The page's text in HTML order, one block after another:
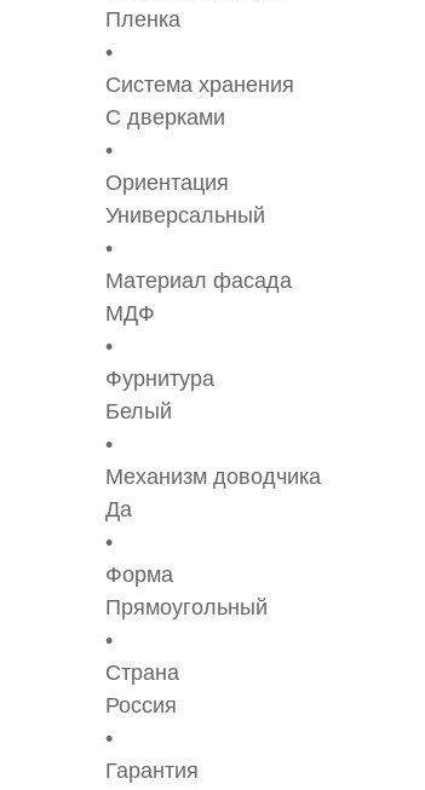
Пленка
Система хранения
С дверками
Ориентация
Универсальный
Материал фасада
МДФ
Фурнитура
Белый
Механизм доводчика
Да
Форма
Прямоугольный
Страна
Россия
Гарантия